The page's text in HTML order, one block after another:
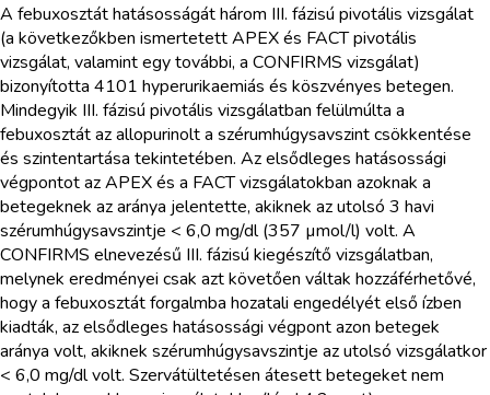
A febuxosztát hatásosságát három III. fázisú pivotális vizsgálat
(a következőkben ismertetett APEX és FACT pivotális
vizsgálat, valamint egy további, a CONFIRMS vizsgálat)
bizonyította 4101 hyperurikaemiás és köszvényes betegen.
Mindegyik III. fázisú pivotális vizsgálatban felülmúlta a
febuxosztát az allopurinolt a szérumhúgysavszint csökkentése
és szintentartása tekintetében. Az elsődleges hatásossági
végpontot az APEX és a FACT vizsgálatokban azoknak a
betegeknek az aránya jelentette, akiknek az utolsó 3 havi
szérumhúgysavszintje < 6,0 mg/dl (357 µmol/l) volt. A
CONFIRMS elnevezésű III. fázisú kiegészítő vizsgálatban,
melynek eredményei csak azt követően váltak hozzáférhetővé,
hogy a febuxosztát forgalmba hozatali engedélyét első ízben
kiadták, az elsődleges hatásossági végpont azon betegek
aránya volt, akiknek szérumhúgysavszintje az utolsó vizsgálatkor
< 6,0 mg/dl volt. Szervátültetésen átesett betegeket nem